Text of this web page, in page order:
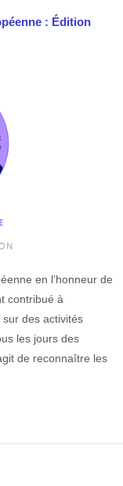
: Édition
en l’honneur de
contribué à
des activités
les jours des
de reconnaître les